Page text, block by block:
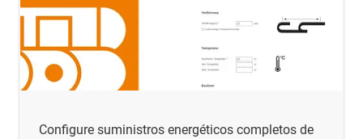
Configure suministros energéticos completos de